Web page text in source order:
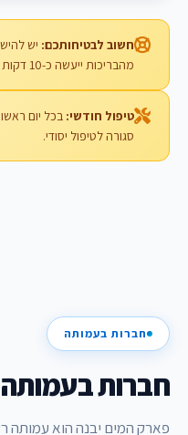
חשוב לבטיחותכם: יש
מהבריכות ייעשה כ-10 דקות לפני שעת הסגירה.
טיפול חודשי: בכל יום
סגורה לטיפול יסודי.
חברות בעמותה
חברות בעמותה
פארק המים יבנה הוא עמותה